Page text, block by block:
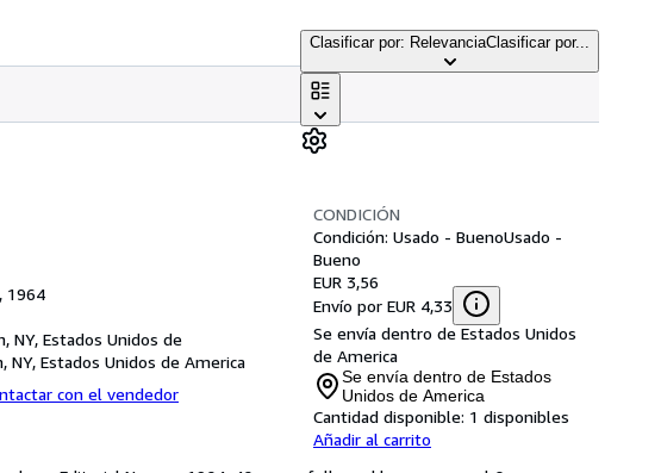
Clasificar por: RelevanciaClasificar por...
1964
NY, Estados Unidos de
NY, Estados Unidos de America
con el vendedor
CONDICIÓN
Condición: Usado - BuenoUsado -
Bueno
EUR 3,56
Envío por EUR 4,33
Se envía dentro de Estados Unidos
de America
Se envía dentro de Estados
Unidos de America
Cantidad disponible: 1 disponibles
Añadir al carrito